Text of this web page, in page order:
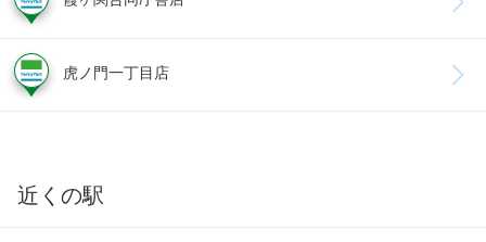
虎ノ門一丁目店
近くの駅